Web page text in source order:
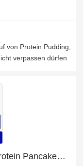
von Protein Pudding,
verpassen dürfen
Erhalten Sie 12% Rabatt auf Protein Pancakes und mehr